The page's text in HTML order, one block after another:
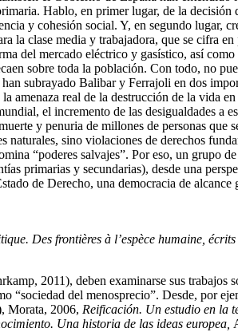
Hablo, en primer lugar, de la decisión
y cohesión social. Y, en segundo lugar,
la clase media y trabajadora, que se cifra en
del mercado eléctrico y gasístico, así
sobre toda la población. Con todo, no
subrayado Balibar y Ferrajoli en dos
amenaza real de la destrucción de la vida
el incremento de las desigualdades a
y penuria de millones de personas que
naturales, sino violaciones de derechos
“poderes salvajes”. Por eso, un grupo
primarias y secundarias), desde una
de Derecho, una democracia de
Des frontières à l’espèce humaine, écrits
2011), deben examinarse sus trabajos
“sociedad del menosprecio”. Desde, por
Morata, 2006, Reificación. Un estudio en la
Una historia de las ideas europea,